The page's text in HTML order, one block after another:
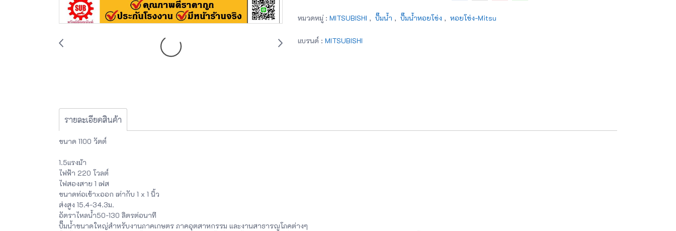
หมวดหมู่ : MITSUBISHI , ปั๊มน้ำ , ปั๊มน้ำหอยโข่ง , หอยโข่ง-Mitsu
แบรนด์ : MITSUBISHI
รายละเอียดสินค้า
ขนาด 1100 วัตต์
1.5แรงม้า
ไฟฟ้า 220 โวลต์
ไฟสองสาย 1 เฟส
ขนาดท่อเข้าxออก เท่ากับ 1 x 1 นิ้ว
ส่งสูง 15.4-34.3ม.
อัตราไหลน้ำ50-130 ลิตรต่อนาที
ปั๊มน้ำขนาดใหญ่สำหรับงานภาคเกษตร ภาคอุตสาหกรรม และงานสาธารณูโภคต่างๆ